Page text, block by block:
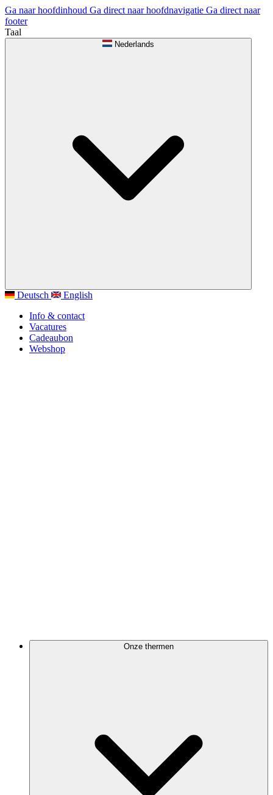
Ga naar hoofdinhoud Ga direct naar hoofdnavigatie Ga direct naar
footer
Taal
Nederlands
Deutsch
English
Info & contact
Vacatures
Cadeaubon
Webshop
Onze thermen